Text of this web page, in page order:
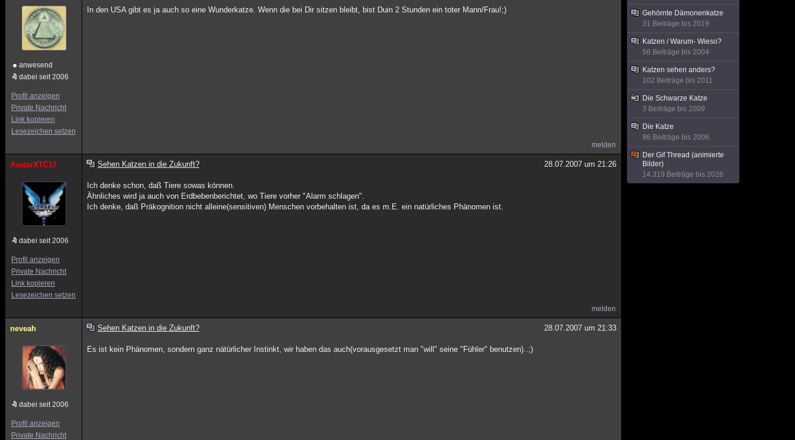
anwesend
dabei seit 2006
Profil anzeigen
Private Nachricht
Link kopieren
Lesezeichen setzen
In den USA gibt es ja auch so eine Wunderkatze. Wenn die bei Dir sitzen bleibt, bist Duin 2 Stunden ein toter Mann/Frau!;)
melden
AvatarXTC17
dabei seit 2006
Profil anzeigen
Private Nachricht
Link kopieren
Lesezeichen setzen
Sehen Katzen in die Zukunft? 28.07.2007 um 21:26
Ich denke schon, daß Tiere sowas können.
Ähnliches wird ja auch von Erdbebenberichtet, wo Tiere vorher "Alarm schlagen".
Ich denke, daß Präkognition nicht alleine(sensitiven) Menschen vorbehalten ist, da es m.E. ein natürliches Phänomen ist.
melden
neveah
dabei seit 2006
Profil anzeigen
Private Nachricht
Sehen Katzen in die Zukunft? 28.07.2007 um 21:33
Es ist kein Phänomen, sondern ganz nätürlicher Instinkt, wir haben das auch(vorausgesetzt man "will" seine "Fühler" benutzen)..;)
Gehörnte Dämonenkatze
31 Beiträge bis 2019
Katzen / Warum- Wieso?
56 Beiträge bis 2004
Katzen sehen anders?
102 Beiträge bis 2011
Die Schwarze Katze
3 Beiträge bis 2009
Die Katze
86 Beiträge bis 2006
Der Gif Thread (animierte
Bilder)
14.319 Beiträge bis 2026